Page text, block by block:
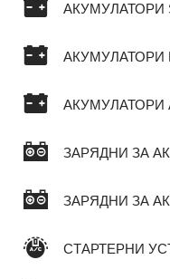
АКУМУЛАТОРИ
АКУМУЛАТОРИ
АКУМУЛАТОРИ
ЗАРЯДНИ ЗА
ЗАРЯДНИ ЗА
СТАРТЕРНИ